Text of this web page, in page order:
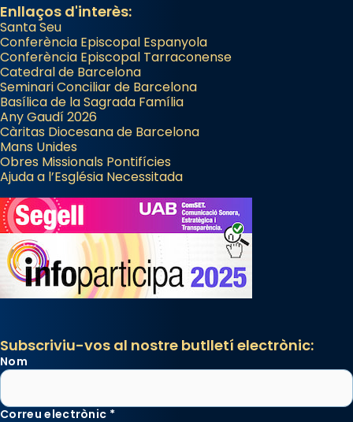
Enllaços d'interès:
Santa Seu
Conferència Episcopal Espanyola
Conferència Episcopal Tarraconense
Catedral de Barcelona
Seminari Conciliar de Barcelona
Basílica de la Sagrada Família
Any Gaudí 2026
Càritas Diocesana de Barcelona
Mans Unides
Obres Missionals Pontifícies
Ajuda a l’Església Necessitada
Subscriviu-vos al nostre butlletí electrònic:
Nom
Correu electrònic *